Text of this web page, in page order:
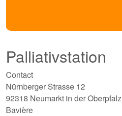
Palliativstation
Contact
Nürnberger Strasse 12
92318 Neumarkt in der Oberpfalz
Bavière